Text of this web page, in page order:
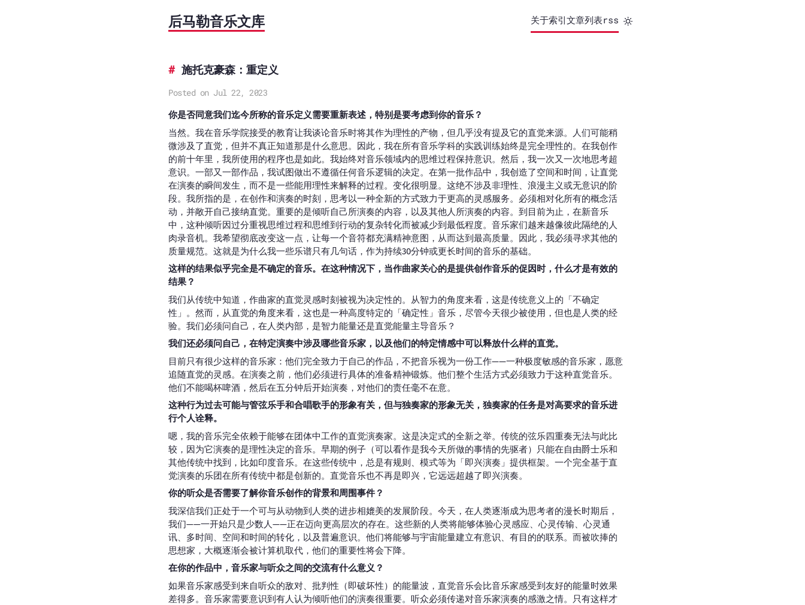
后马勒音乐文库 关于索引文章列表rss
施托克豪森：重定义
Posted on Jul 22, 2023
你是否同意我们迄今所称的音乐定义需要重新表述，特别是要考虑到你的音乐？
当然。我在音乐学院接受的教育让我谈论音乐时将其作为理性的产物，但几乎没有提及它的直觉来源。人们可能稍
微涉及了直觉，但并不真正知道那是什么意思。因此，我在所有音乐学科的实践训练始终是完全理性的。在我创作
的前十年里，我所使用的程序也是如此。我始终对音乐领域内的思维过程保持意识。然后，我一次又一次地思考超
意识。一部又一部作品，我试图做出不遵循任何音乐逻辑的决定。在第一批作品中，我创造了空间和时间，让直觉
在演奏的瞬间发生，而不是一些能用理性来解释的过程。变化很明显。这绝不涉及非理性、浪漫主义或无意识的阶
段。我所指的是，在创作和演奏的时刻，思考以一种全新的方式致力于更高的灵感服务。必须相对化所有的概念活
动，并敞开自己接纳直觉。重要的是倾听自己所演奏的内容，以及其他人所演奏的内容。到目前为止，在新音乐
中，这种倾听因过分重视思维过程和思维到行动的复杂转化而被减少到最低程度。音乐家们越来越像彼此隔绝的人
肉录音机。我希望彻底改变这一点，让每一个音符都充满精神意图，从而达到最高质量。因此，我必须寻求其他的
质量规范。这就是为什么我一些乐谱只有几句话，作为持续30分钟或更长时间的音乐的基础。
这样的结果似乎完全是不确定的音乐。在这种情况下，当作曲家关心的是提供创作音乐的促因时，什么才是有效的
结果？
我们从传统中知道，作曲家的直觉灵感时刻被视为决定性的。从智力的角度来看，这是传统意义上的「不确定
性」。然而，从直觉的角度来看，这也是一种高度特定的「确定性」音乐，尽管今天很少被使用，但也是人类的经
验。我们必须问自己，在人类内部，是智力能量还是直觉能量主导音乐？
我们还必须问自己，在特定演奏中涉及哪些音乐家，以及他们的特定情感中可以释放什么样的直觉。
目前只有很少这样的音乐家：他们完全致力于自己的作品，不把音乐视为一份工作——一种极度敏感的音乐家，愿意
追随直觉的灵感。在演奏之前，他们必须进行具体的准备精神锻炼。他们整个生活方式必须致力于这种直觉音乐。
他们不能喝杯啤酒，然后在五分钟后开始演奏，对他们的责任毫不在意。
这种行为过去可能与管弦乐手和合唱歌手的形象有关，但与独奏家的形象无关，独奏家的任务是对高要求的音乐进
行个人诠释。
嗯，我的音乐完全依赖于能够在团体中工作的直觉演奏家。这是决定式的全新之举。传统的弦乐四重奏无法与此比
较，因为它演奏的是理性决定的音乐。早期的例子（可以看作是我今天所做的事情的先驱者）只能在自由爵士乐和
其他传统中找到，比如印度音乐。在这些传统中，总是有规则、模式等为「即兴演奏」提供框架。一个完全基于直
觉演奏的乐团在所有传统中都是创新的。直觉音乐也不再是即兴，它远远超越了即兴演奏。
你的听众是否需要了解你音乐创作的背景和周围事件？
我深信我们正处于一个可与从动物到人类的进步相媲美的发展阶段。今天，在人类逐渐成为思考者的漫长时期后，
我们——一开始只是少数人——正在迈向更高层次的存在。这些新的人类将能够体验心灵感应、心灵传输、心灵通
讯、多时间、空间和时间的转化，以及普遍意识。他们将能够与宇宙能量建立有意识、有目的的联系。而被吹捧的
思想家，大概逐渐会被计算机取代，他们的重要性将会下降。
在你的作品中，音乐家与听众之间的交流有什么意义？
如果音乐家感受到来自听众的敌对、批判性（即破坏性）的能量波，直觉音乐会比音乐家感受到友好的能量时效果
差得多。音乐家需要意识到有人认为倾听他们的演奏很重要。听众必须传递对音乐家演奏的感激之情。只有这样才